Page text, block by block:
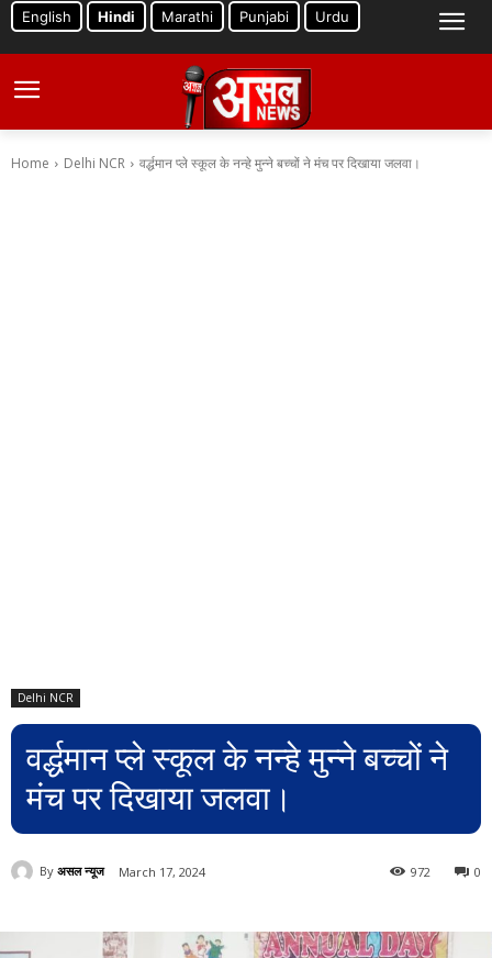
English Hindi Marathi Punjabi Urdu
Home Delhi NCR वर्द्धमान प्ले स्कूल के नन्हे मुन्ने बच्चों ने मंच पर दिखाया जलवा।
Delhi NCR
वर्द्धमान प्ले स्कूल के नन्हे मुन्ने बच्चों ने
मंच पर दिखाया जलवा।
By असल न्यूज March 17, 2024 0
972